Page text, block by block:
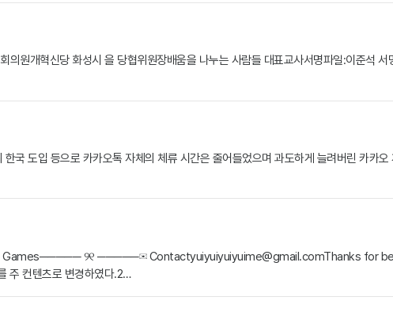
원개혁신당 화성시 을 당협위원장배움을 나누는 사람들 대표교사서명파일:이준석
도입 등으로 카카오톡 자체의 체류 시간은 줄어들었으며 과도하게 늘려버린 카카
Games───── ୨୧ ─────✉︎Contactyuiyuiyuiyuime@gmail.comThanks for
주 컨텐츠로 변경하였다.2…